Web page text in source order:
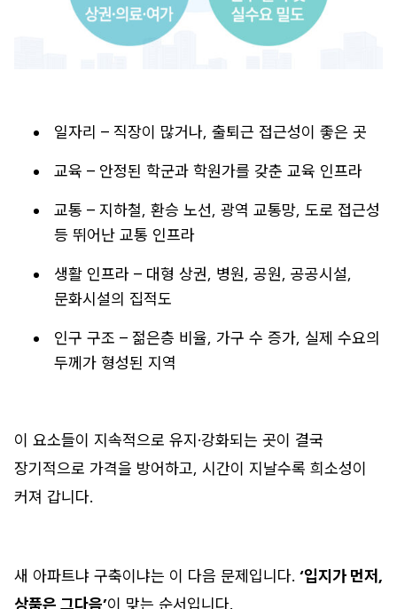
일자리 – 직장이 많거나, 출퇴근 접근성이 좋은 곳
교육 – 안정된 학군과 학원가를 갖춘 교육 인프라
교통 – 지하철, 환승 노선, 광역 교통망, 도로 접근성
등 뛰어난 교통 인프라
생활 인프라 – 대형 상권, 병원, 공원, 공공시설,
문화시설의 집적도
인구 구조 – 젊은층 비율, 가구 수 증가, 실제 수요의
두께가 형성된 지역
이 요소들이 지속적으로 유지·강화되는 곳이 결국
장기적으로 가격을 방어하고, 시간이 지날수록 희소성이
커져 갑니다.
새 아파트냐 구축이냐는 이 다음 문제입니다. ‘입지가 먼저,
상품은 그다음’이 맞는 순서입니다.